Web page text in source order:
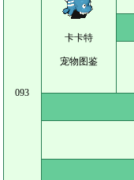
093
卡卡特
宠物图鉴